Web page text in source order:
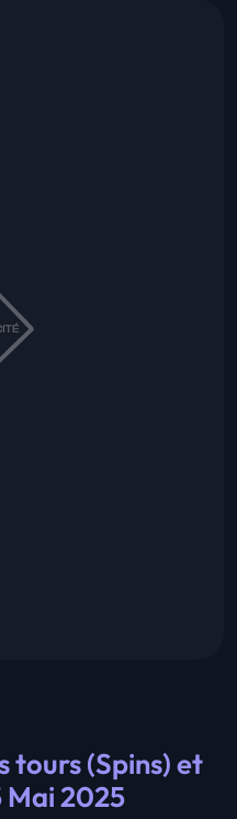
tours (Spins) et
2025